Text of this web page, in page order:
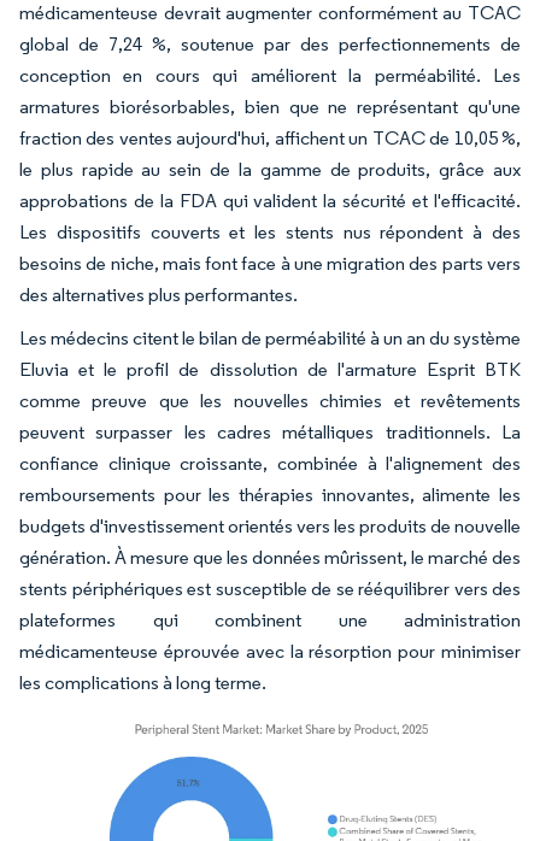
médicamenteuse devrait augmenter conformément au TCAC
global de 7,24 %, soutenue par des perfectionnements de
conception en cours qui améliorent la perméabilité. Les
armatures biorésorbables, bien que ne représentant qu'une
fraction des ventes aujourd'hui, affichent un TCAC de 10,05 %,
le plus rapide au sein de la gamme de produits, grâce aux
approbations de la FDA qui valident la sécurité et l'efficacité.
Les dispositifs couverts et les stents nus répondent à des
besoins de niche, mais font face à une migration des parts vers
des alternatives plus performantes.
Les médecins citent le bilan de perméabilité à un an du système
Eluvia et le profil de dissolution de l'armature Esprit BTK
comme preuve que les nouvelles chimies et revêtements
peuvent surpasser les cadres métalliques traditionnels. La
confiance clinique croissante, combinée à l'alignement des
remboursements pour les thérapies innovantes, alimente les
budgets d'investissement orientés vers les produits de nouvelle
génération. À mesure que les données mûrissent, le marché des
stents périphériques est susceptible de se rééquilibrer vers des
plateformes qui combinent une administration
médicamenteuse éprouvée avec la résorption pour minimiser
les complications à long terme.